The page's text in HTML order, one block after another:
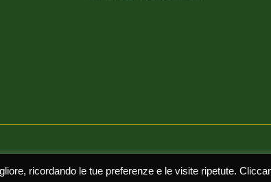
ricordando le tue preferenze e le visite ripetute.